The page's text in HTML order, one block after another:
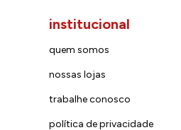
institucional
quem somos
nossas lojas
trabalhe conosco
política de privacidade